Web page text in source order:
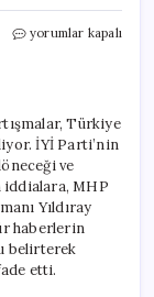
MHP’de
Açıklamalar
için
yorumlar kapalı
Türkiye
İYİ Parti’nin
ve
iddialara, MHP
Yıldıray
haberlerin
belirterek
etti.